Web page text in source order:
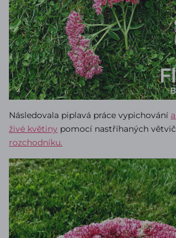
Následovala piplavá práce vypichování
živé květiny pomocí nastříhaných
rozchodníku.